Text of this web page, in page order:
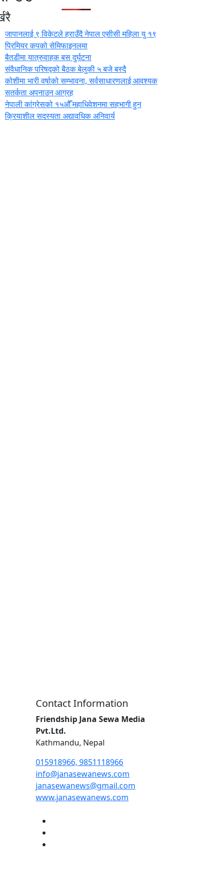
जापानलाई ९ विकेटले हराउँदै नेपाल एसीसी महिला यु १९
प्रिमियर कपको सेमिफाइनलमा
बैतडीमा यात्रुवाहक बस दुर्घटना
संवैधानिक परिषद्को बैठक बेलुकी ५ बजे बस्दै
कोशीमा भारी वर्षाको सम्भावना, सर्वसाधारणलाई आवश्यक
सतर्कता अपनाउन आग्रह
नेपाली कांग्रेसको १५औँ महाधिवेशनमा सहभागी हुन
क्रियाशील सदस्यता अद्यावधिक अनिवार्य
Contact Information
Friendship Jana Sewa Media
Pvt.Ltd.
Kathmandu, Nepal
015918966, 9851118966
info@janasewanews.com
janasewanews@gmail.com
www.janasewanews.com